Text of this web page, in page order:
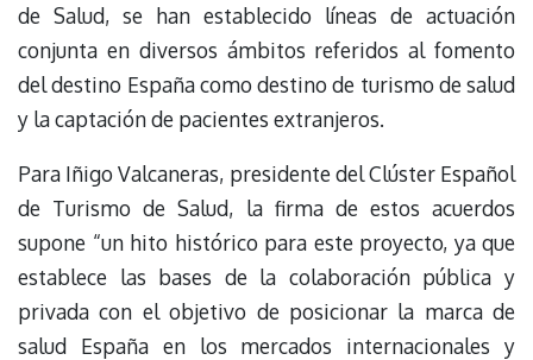
de Salud, se han establecido líneas de actuación
conjunta en diversos ámbitos referidos al fomento
del destino España como destino de turismo de salud
y la captación de pacientes extranjeros.
Para Iñigo Valcaneras, presidente del Clúster Español
de Turismo de Salud, la firma de estos acuerdos
supone “un hito histórico para este proyecto, ya que
establece las bases de la colaboración pública y
privada con el objetivo de posicionar la marca de
salud España en los mercados internacionales y